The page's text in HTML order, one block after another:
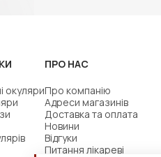
окуляри
ПРО НАС
Про компанію
Адреси магазинів
Доставка та оплата
Новини
Відгуки
Питання лікареві